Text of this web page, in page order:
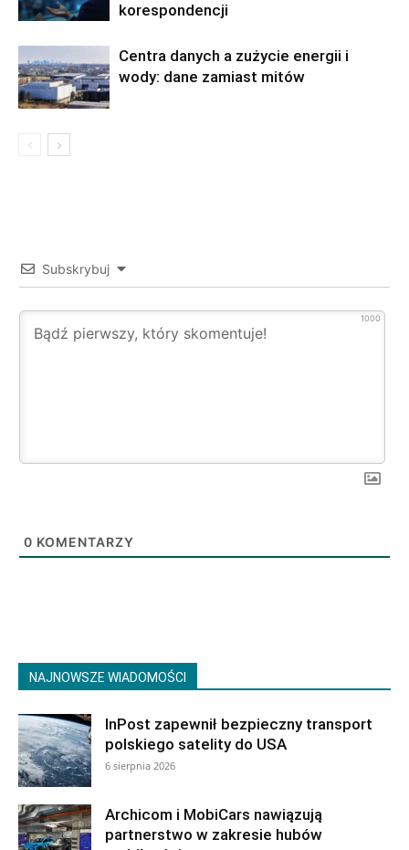
korespondencji
Centra danych a zużycie energii i
wody: dane zamiast mitów
Subskrybuj
1000
0 KOMENTARZY
NAJNOWSZE WIADOMOŚCI
InPost zapewnił bezpieczny transport
polskiego satelity do USA
6 sierpnia 2026
Archicom i MobiCars nawiązują
partnerstwo w zakresie hubów